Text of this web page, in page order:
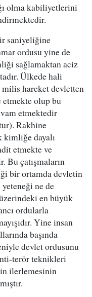
olma kabiliyetlerini
saniyeliğine
ordusu yine de
sağlamaktan aciz
Ülkede hali
milis hareket devletten
olup bu
etmektedir
Rakhine
kimliğe dayalı
etmekte ve
Bu çatışmaların
bir ortamda devletin
ne de
en büyük
ordularla
Yine insan
başında
devlet ordusunu
terör teknikleri
ilerlemesinin